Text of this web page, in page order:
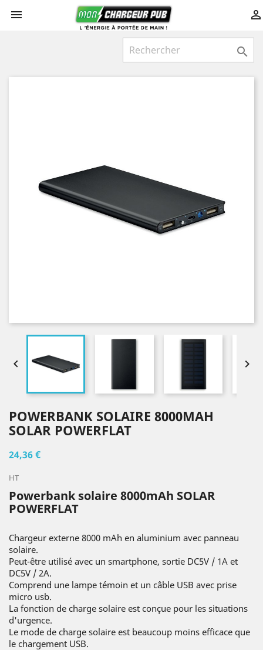
 

 
POWERBANK SOLAIRE 8000MAH
SOLAR POWERFLAT
24,36 €
HT
Powerbank solaire 8000mAh SOLAR
POWERFLAT
Chargeur externe 8000 mAh en aluminium avec panneau
solaire.
Peut-être utilisé avec un smartphone, sortie DC5V / 1A et
DC5V / 2A.
Comprend une lampe témoin et un câble USB avec prise
micro usb.
La fonction de charge solaire est conçue pour les situations
d'urgence.
Le mode de charge solaire est beaucoup moins efficace que
le chargement USB.